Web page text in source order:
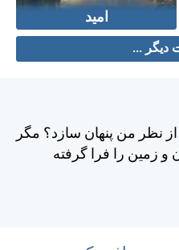
امید
دیگر ...
نظر من پنهان سازد؟ مگر
زمين را فرا گرفته